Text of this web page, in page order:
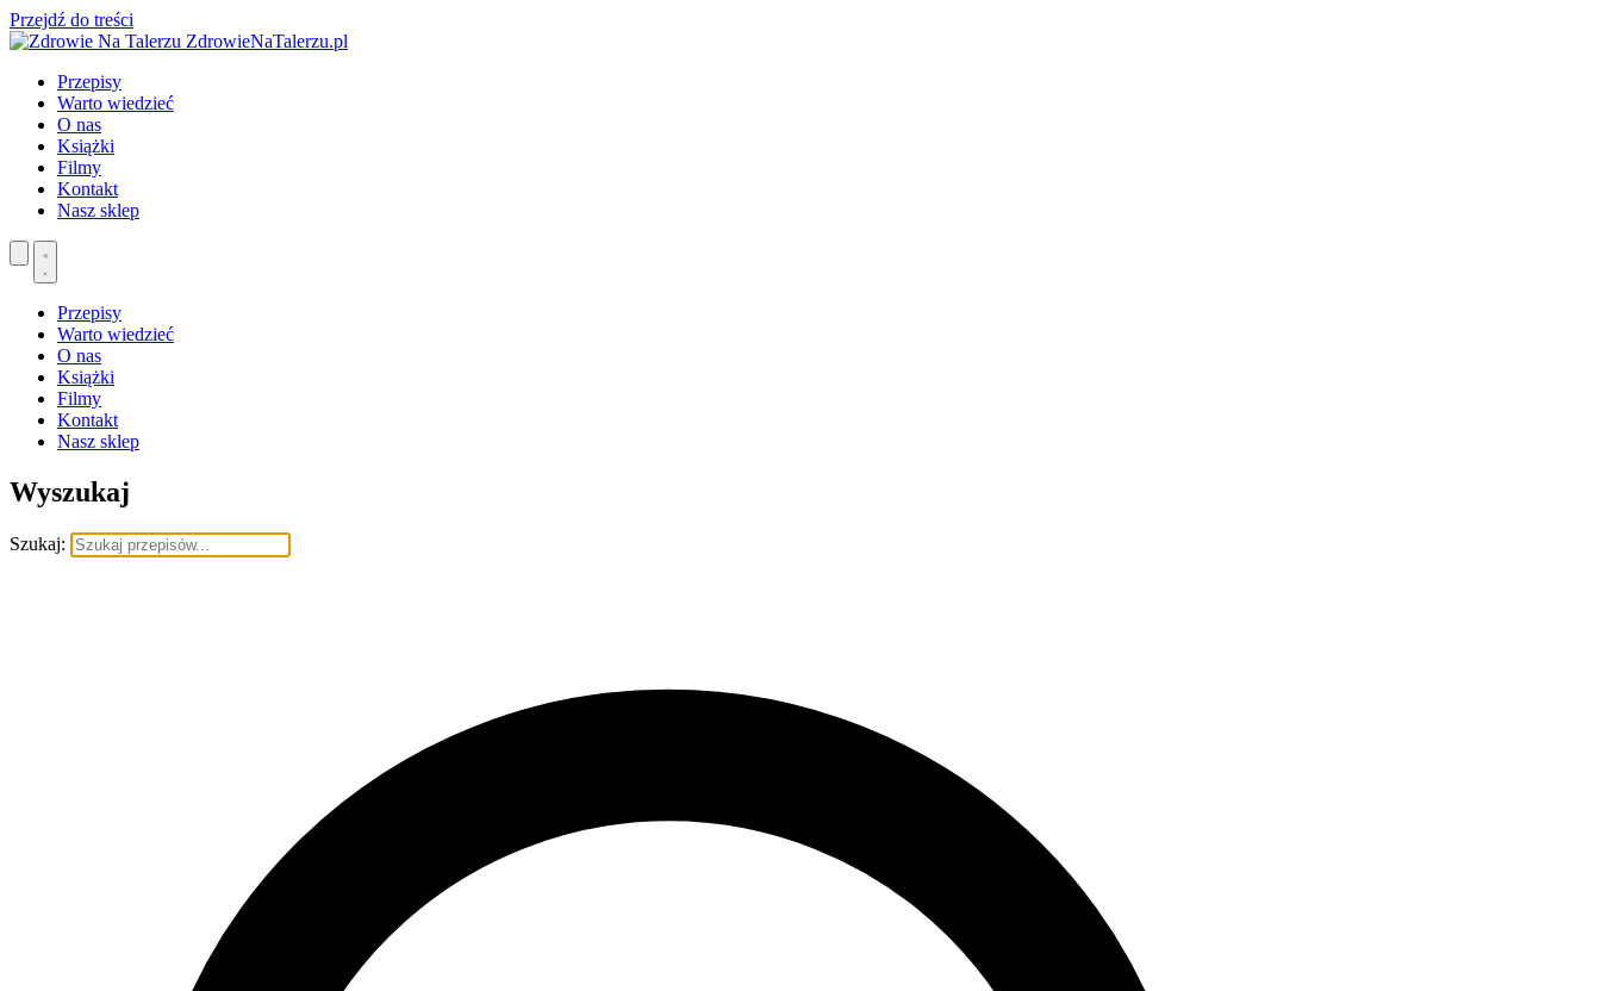
Przejdź do treści
ZdrowieNaTalerzu.pl
Przepisy
Warto wiedzieć
O nas
Książki
Filmy
Kontakt
Nasz sklep
Przepisy
Warto wiedzieć
O nas
Książki
Filmy
Kontakt
Nasz sklep
Wyszukaj
Szukaj: